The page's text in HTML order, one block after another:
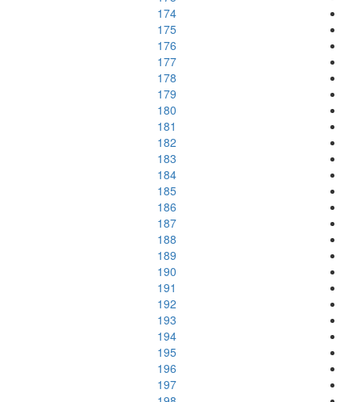
174
175
176
177
178
179
180
181
182
183
184
185
186
187
188
189
190
191
192
193
194
195
196
197